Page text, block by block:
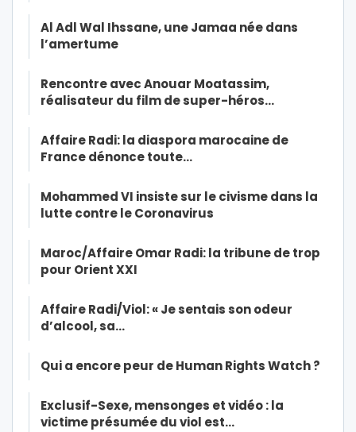
Al Adl Wal Ihssane, une Jamaa née dans
l’amertume
Rencontre avec Anouar Moatassim,
réalisateur du film de super-héros…
Affaire Radi: la diaspora marocaine de
France dénonce toute…
Mohammed VI insiste sur le civisme dans la
lutte contre le Coronavirus
Maroc/Affaire Omar Radi: la tribune de trop
pour Orient XXI
Affaire Radi/Viol: « Je sentais son odeur
d’alcool, sa…
Qui a encore peur de Human Rights Watch ?
Exclusif-Sexe, mensonges et vidéo : la
victime présumée du viol est…